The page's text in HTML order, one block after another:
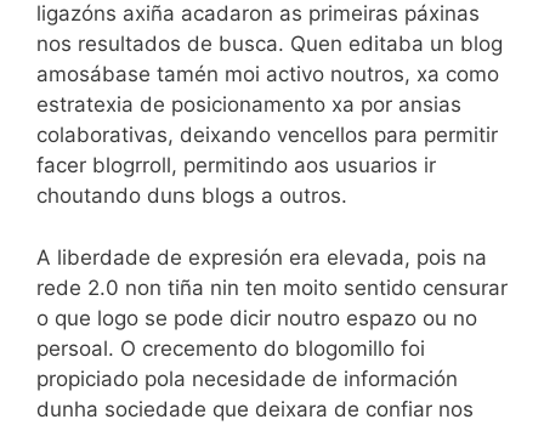
ligazóns axiña acadaron as primeiras páxinas
nos resultados de busca. Quen editaba un blog
amosábase tamén moi activo noutros, xa como
estratexia de posicionamento xa por ansias
colaborativas, deixando vencellos para permitir
facer blogrroll, permitindo aos usuarios ir
choutando duns blogs a outros.
A liberdade de expresión era elevada, pois na
rede 2.0 non tiña nin ten moito sentido censurar
o que logo se pode dicir noutro espazo ou no
persoal. O crecemento do blogomillo foi
propiciado pola necesidade de información
dunha sociedade que deixara de confiar nos